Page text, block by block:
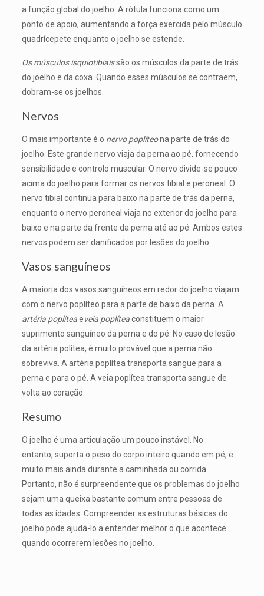
a função global do joelho. A rótula funciona como um
ponto de apoio, aumentando a força exercida pelo músculo
quadrícepete enquanto o joelho se estende.
Os músculos isquiotibiaissão os músculos da parte de trás
do joelho e da coxa. Quando esses músculos se contraem,
dobram-se os joelhos.
Nervos
O mais importante é o nervo poplíteona parte de trás do
joelho. Este grande nervo viaja da perna ao pé, fornecendo
sensibilidade e controlo muscular. O nervo divide-se pouco
acima do joelho para formar os nervos tibial e peroneal. O
nervo tibial continua para baixo na parte de trás da perna,
enquanto o nervo peroneal viaja no exterior do joelho para
baixo e na parte da frente da perna até ao pé. Ambos estes
nervos podem ser danificados por lesões do joelho.
Vasos sanguíneos
A maioria dos vasos sanguíneos em redor do joelho viajam
com o nervo poplíteo para a parte de baixo da perna. A
artéria poplíteaeveia poplíteaconstituem o maior
suprimento sanguíneo da perna e do pé. No caso de lesão
da artéria polítea, é muito provável que a perna não
sobreviva. A artéria poplítea transporta sangue para a
perna e para o pé. A veia poplítea transporta sangue de
volta ao coração.
Resumo
O joelho é uma articulação um pouco instável. No
entanto, suporta o peso do corpo inteiro quando em pé, e
muito mais ainda durante a caminhada ou corrida.
Portanto, não é surpreendente que os problemas do joelho
sejam uma queixa bastante comum entre pessoas de
todas as idades. Compreender as estruturas básicas do
joelho pode ajudá-lo a entender melhor o que acontece
quando ocorrerem lesões no joelho.